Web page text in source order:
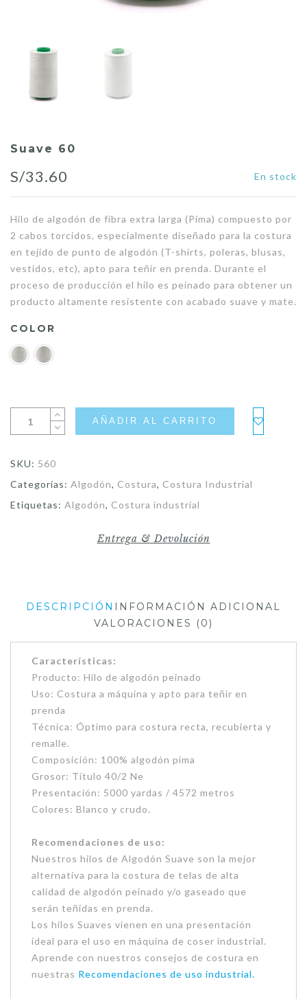
Suave 60
S/33.60 En stock
Hilo de algodón de fibra extra larga (Pima) compuesto por
2 cabos torcidos, especialmente diseñado para la costura
en tejido de punto de algodón (T-shirts, poleras, blusas,
vestidos, etc), apto para teñir en prenda. Durante el
proceso de producción el hilo es peinado para obtener un
producto altamente resistente con acabado suave y mate.
COLOR
AÑADIR AL CARRITO
SKU: 560
Categorías: Algodón, Costura, Costura Industrial
Etiquetas: Algodón, Costura industrial
Entrega & Devolución
DESCRIPCIÓN INFORMACIÓN ADICIONAL
VALORACIONES (0)
Características:
Producto: Hilo de algodón peinado
Uso: Costura a máquina y apto para teñir en
prenda
Técnica: Óptimo para costura recta, recubierta y
remalle.
Composición: 100% algodón pima
Grosor: Título 40/2 Ne
Presentación: 5000 yardas / 4572 metros
Colores: Blanco y crudo.
Recomendaciones de uso:
Nuestros hilos de Algodón Suave son la mejor
alternativa para la costura de telas de alta
calidad de algodón peinado y/o gaseado que
serán teñidas en prenda.
Los hilos Suaves vienen en una presentación
ideal para el uso en máquina de coser industrial.
Aprende con nuestros consejos de costura en
nuestras Recomendaciones de uso industrial.